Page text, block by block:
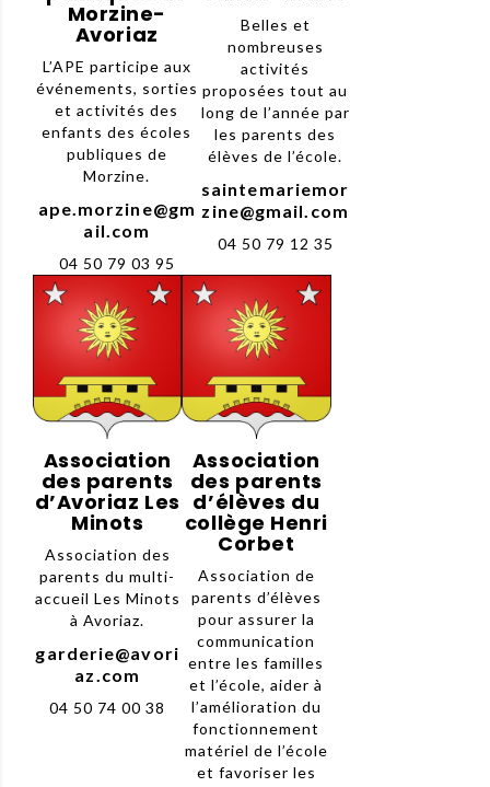
Morzine-
Avoriaz
L’APE participe aux
événements, sorties
et activités des
enfants des écoles
publiques de
Morzine.
ape.morzine@gm
ail.com
04 50 79 03 95
Belles et
nombreuses
activités
proposées tout au
long de l’année par
les parents des
élèves de l’école.
saintemariemor
zine@gmail.com
04 50 79 12 35
Association
des parents
d’Avoriaz Les
Minots
Association des
parents du multi-
accueil Les Minots
à Avoriaz.
garderie@avori
az.com
04 50 74 00 38
Association
des parents
d’élèves du
collège Henri
Corbet
Association de
parents d’élèves
pour assurer la
communication
entre les familles
et l’école, aider à
l’amélioration du
fonctionnement
matériel de l’école
et favoriser les